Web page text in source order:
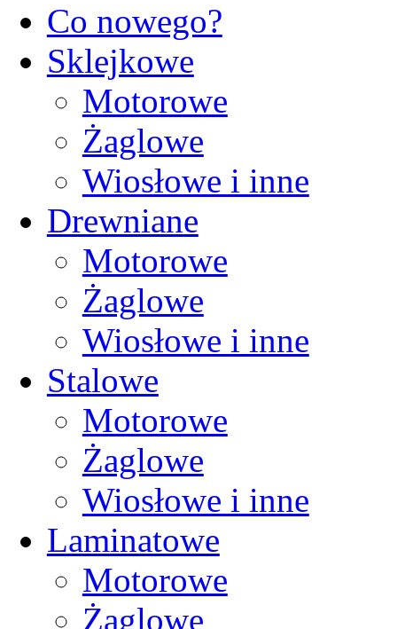
Co nowego?
Sklejkowe
Motorowe
Żaglowe
Wiosłowe i inne
Drewniane
Motorowe
Żaglowe
Wiosłowe i inne
Stalowe
Motorowe
Żaglowe
Wiosłowe i inne
Laminatowe
Motorowe
Żaglowe